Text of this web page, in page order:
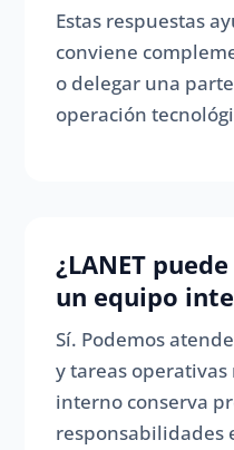
Estas respuestas
conviene
o delegar una
operación
¿LANET
un equipo
Sí. Podemos
y tareas
interno conserva
responsabilidades